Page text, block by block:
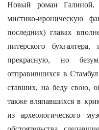
Новый роман Галиной,
мистико-ироническую
последних) главах
питерского
прекрасную, но
отправившихся в
ставших, на беду свою,
также вляпавшихся в
из археологического